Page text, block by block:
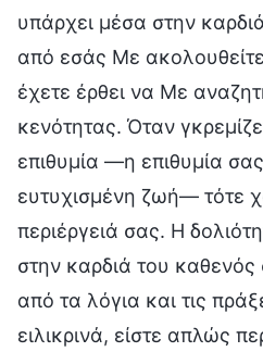
υπάρχει μέσα στην
από εσάς Με
έχετε έρθει να Με
κενότητας. Όταν
επιθυμία —η επιθυμία σας
ευτυχισμένη ζωή— τότε
περιέργειά σας. Η
στην καρδιά του καθενός
από τα λόγια και τις
ειλικρινά, είστε απλώς